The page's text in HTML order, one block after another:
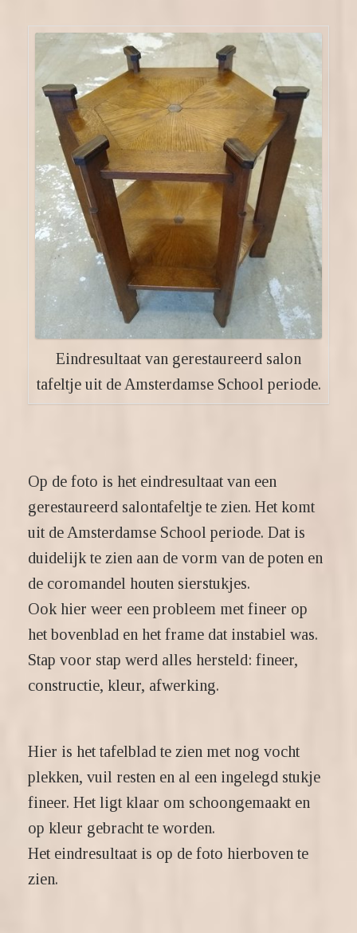
Eindresultaat van gerestaureerd salon
tafeltje uit de Amsterdamse School periode.
Op de foto is het eindresultaat van een
gerestaureerd salontafeltje te zien. Het komt
uit de Amsterdamse School periode. Dat is
duidelijk te zien aan de vorm van de poten en
de coromandel houten sierstukjes.
Ook hier weer een probleem met fineer op
het bovenblad en het frame dat instabiel was.
Stap voor stap werd alles hersteld: fineer,
constructie, kleur, afwerking.
Hier is het tafelblad te zien met nog vocht
plekken, vuil resten en al een ingelegd stukje
fineer. Het ligt klaar om schoongemaakt en
op kleur gebracht te worden.
Het eindresultaat is op de foto hierboven te
zien.